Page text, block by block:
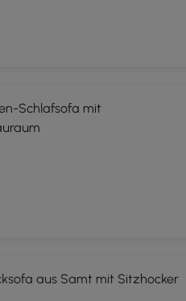
Schlafsofa mit
aus Samt mit Sitzhocker